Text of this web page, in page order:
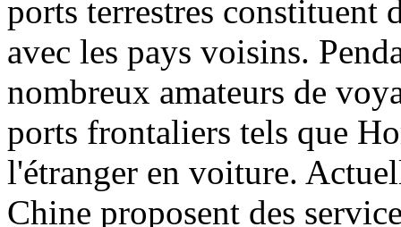
ports terrestres constituent
avec les pays voisins.
nombreux amateurs de
ports frontaliers tels que
l'étranger en voiture.
Chine proposent des